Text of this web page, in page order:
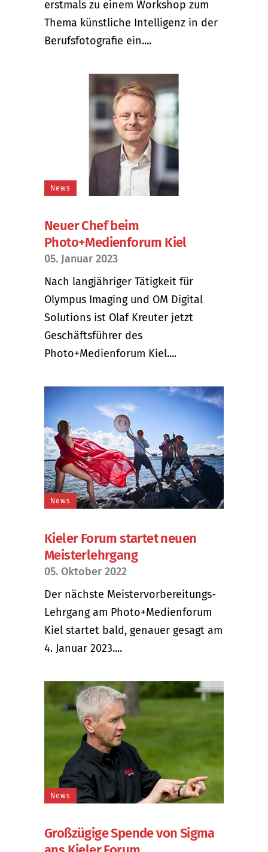
erstmals zu einem Workshop zum
Thema künstliche Intelligenz in der
Berufsfotografie ein....
News
Neuer Chef beim
Photo+Medienforum Kiel
05. Januar 2023
Nach langjähriger Tätigkeit für
Olympus Imaging und OM Digital
Solutions ist Olaf Kreuter jetzt
Geschäftsführer des
Photo+Medienforum Kiel....
News
Kieler Forum startet neuen
Meisterlehrgang
05. Oktober 2022
Der nächste Meistervorbereitungs-
Lehrgang am Photo+Medienforum
Kiel startet bald, genauer gesagt am
4. Januar 2023....
News
Großzügige Spende von Sigma